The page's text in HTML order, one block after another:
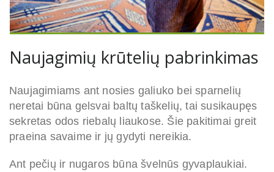
Naujagimių krūtelių pabrinkimas
Naujagimiams ant nosies galiuko bei sparnelių
neretai būna gelsvai baltų taškelių, tai susikaupęs
sekretas odos riebalų liaukose. Šie pakitimai greit
praeina savaime ir jų gydyti nereikia.
Ant pečių ir nugaros būna švelnūs gyvaplaukiai.